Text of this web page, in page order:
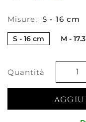
Misure: S - 16 cm
S - 16 cm M -
Quantità